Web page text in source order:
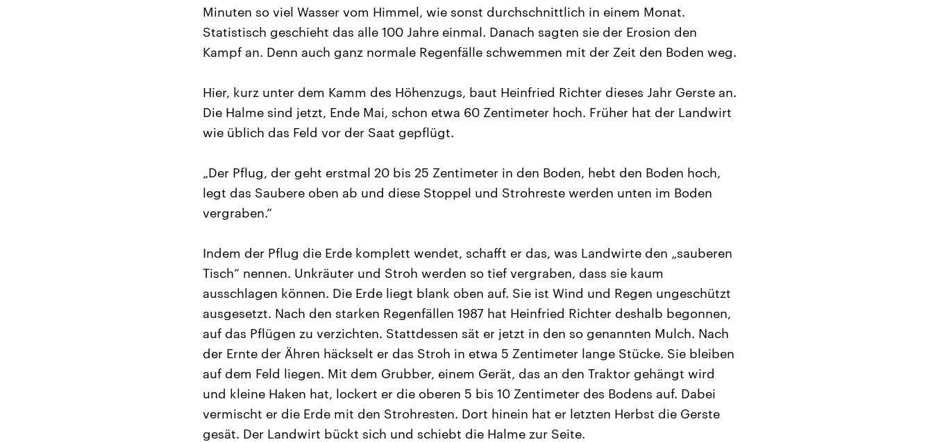
Minuten so viel Wasser vom Himmel, wie sonst durchschnittlich in einem Monat.
Statistisch geschieht das alle 100 Jahre einmal. Danach sagten sie der Erosion den
Kampf an. Denn auch ganz normale Regenfälle schwemmen mit der Zeit den Boden weg.
Hier, kurz unter dem Kamm des Höhenzugs, baut Heinfried Richter dieses Jahr Gerste an.
Die Halme sind jetzt, Ende Mai, schon etwa 60 Zentimeter hoch. Früher hat der Landwirt
wie üblich das Feld vor der Saat gepflügt.
„Der Pflug, der geht erstmal 20 bis 25 Zentimeter in den Boden, hebt den Boden hoch,
legt das Saubere oben ab und diese Stoppel und Strohreste werden unten im Boden
vergraben.“
Indem der Pflug die Erde komplett wendet, schafft er das, was Landwirte den „sauberen
Tisch“ nennen. Unkräuter und Stroh werden so tief vergraben, dass sie kaum
ausschlagen können. Die Erde liegt blank oben auf. Sie ist Wind und Regen ungeschützt
ausgesetzt. Nach den starken Regenfällen 1987 hat Heinfried Richter deshalb begonnen,
auf das Pflügen zu verzichten. Stattdessen sät er jetzt in den so genannten Mulch. Nach
der Ernte der Ähren häckselt er das Stroh in etwa 5 Zentimeter lange Stücke. Sie bleiben
auf dem Feld liegen. Mit dem Grubber, einem Gerät, das an den Traktor gehängt wird
und kleine Haken hat, lockert er die oberen 5 bis 10 Zentimeter des Bodens auf. Dabei
vermischt er die Erde mit den Strohresten. Dort hinein hat er letzten Herbst die Gerste
gesät. Der Landwirt bückt sich und schiebt die Halme zur Seite.